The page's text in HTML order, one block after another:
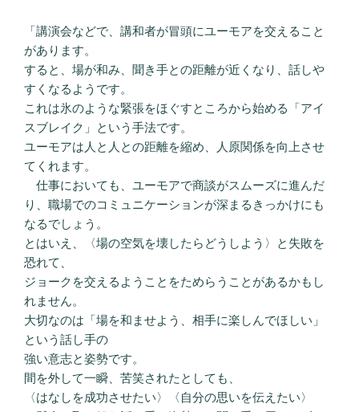
「講演会などで、講和者が冒頭にユーモアを交えること
があります。
すると、場が和み、聞き手との距離が近くなり、話しや
すくなるようです。
これは氷のような緊張をほぐすところから始める「アイ
スブレイク」という手法です。
ユーモアは人と人との距離を縮め、人原関係を向上させ
てくれます。
仕事においても、ユーモアで商談がスムーズに進んだ
り、職場でのコミュニケーションが深まるきっかけにも
なるでしょう。
とはいえ、〈場の空気を壊したらどうしよう〉と失敗を
恐れて、
ジョークを交えるようことをためらうことがあるかもし
れません。
大切なのは「場を和ませよう、相手に楽しんでほしい」
という話し手の
強い意志と姿勢です。
間を外して一瞬、苦笑されたとしても、
〈はなしを成功させたい〉〈自分の思いを伝えたい〉